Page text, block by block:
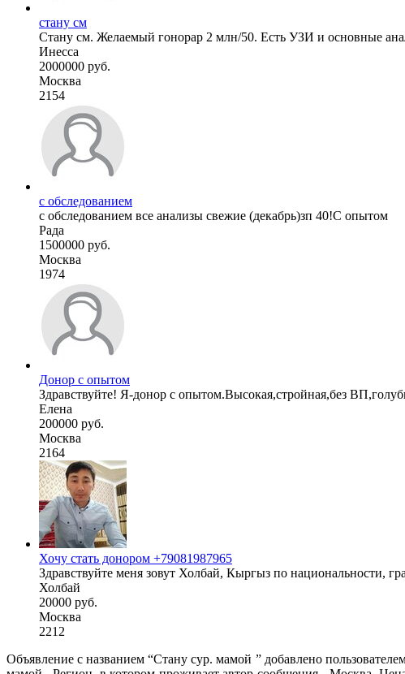
стану см
Стану см. Желаемый гонорар 2 млн/50. Есть УЗИ и основные
Инесса
2000000 руб.
Москва
2154
с обследованием
с обследованием все анализы свежие (декабрь)зп 40!С опытом
Рада
1500000 руб.
Москва
1974
Донор с опытом
Здравствуйте! Я-донор с опытом.Высокая,стройная,без
Елена
200000 руб.
Москва
2164
Хочу стать донором +79081987965
Здравствуйте меня зовут Холбай, Кыргыз по национальности,
Холбай
20000 руб.
Москва
2212
Объявление с названием “Стану сур. мамой ” добавлено